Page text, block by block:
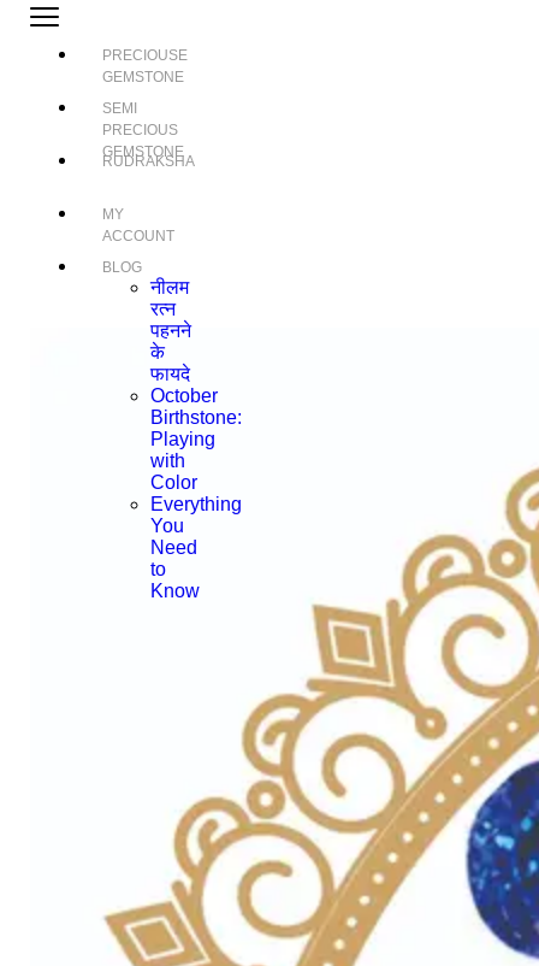
PRECIOUSE
GEMSTONE
SEMI
PRECIOUS
GEMSTONE
RUDRAKSHA
MY
ACCOUNT
BLOG
नीलम
रत्न
पहनने
के
फायदे
October
Birthstone:
Playing
with
Color
Everything
You
Need
to
Know